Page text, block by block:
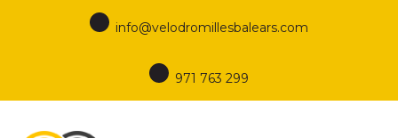
info@velodromillesbalears.com
971 763 299